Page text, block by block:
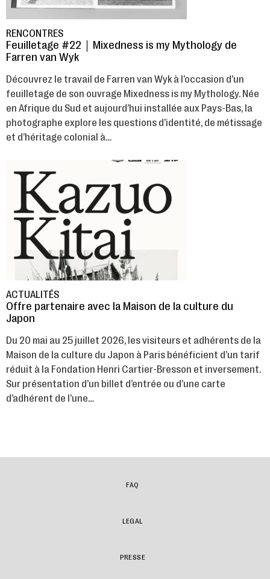
RENCONTRES
Feuilletage #22｜Mixedness is my Mythology de
Farren van Wyk
Découvrez le travail de Farren van Wyk à l’occasion d’un
feuilletage de son ouvrage Mixedness is my Mythology. Née
en Afrique du Sud et aujourd’hui installée aux Pays-Bas, la
photographe explore les questions d’identité, de métissage
et d’héritage colonial à…
ACTUALITÉS
Offre partenaire avec la Maison de la culture du
Japon
Du 20 mai au 25 juillet 2026, les visiteurs et adhérents de la
Maison de la culture du Japon à Paris bénéficient d’un tarif
réduit à la Fondation Henri Cartier-Bresson et inversement.
Sur présentation d’un billet d’entrée ou d’une carte
d’adhérent de l’une…
FAQ
LEGAL
PRESSE